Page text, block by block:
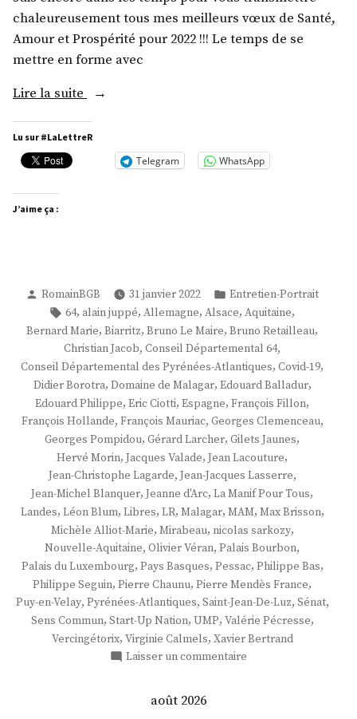
chaleureusement tous mes meilleurs vœux de Santé,
Amour et Prospérité pour 2022 !!! Le temps de se
mettre en forme avec
Lire la suite
« M.
Brisson »
Lu sur #LaLettreR
Telegram WhatsApp
J’aime ça :
Publié
par
RomainBGB 31 janvier 2022
Publié
dans
Entretien-Portrait
Étiquettes :
64, alain juppé, Allemagne, Alsace, Aquitaine,
Bernard Marie, Biarritz, Bruno Le Maire, Bruno Retailleau,
Christian Jacob, Conseil Départemental 64,
Conseil Départemental des Pyrénées-Atlantiques, Covid-19,
Didier Borotra, Domaine de Malagar, Edouard Balladur,
Edouard Philippe, Eric Ciotti, Espagne, François Fillon,
François Hollande, François Mauriac, Georges Clemenceau,
Georges Pompidou, Gérard Larcher, Gilets Jaunes,
Hervé Morin, Jacques Valade, Jean Lacouture,
Jean-Christophe Lagarde, Jean-Jacques Lasserre,
Jean-Michel Blanquer, Jeanne d'Arc, La Manif Pour Tous,
Landes, Léon Blum, Libres, LR, Malagar, MAM, Max Brisson,
Michèle Alliot-Marie, Mirabeau, nicolas sarkozy,
Nouvelle-Aquitaine, Olivier Véran, Palais Bourbon,
Palais du Luxembourg, Pays Basques, Pessac, Philippe Bas,
Philippe Seguin, Pierre Chaunu, Pierre Mendès France,
Puy-en-Velay, Pyrénées-Atlantiques, Saint-Jean-De-Luz, Sénat,
Sens Commun, Start-Up Nation, UMP, Valérie Pécresse,
Vercingétorix, Virginie Calmels, Xavier Bertrand
Laisser un commentaire
août 2026